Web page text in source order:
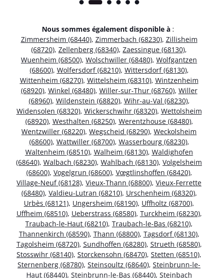
Nous sommes également disponible à :
Zimmersheim (68440), Zimmerbach (68230), Zillisheim
(68720), Zellenberg (68340), Zaessingue (68130),
Wuenheim (68500), Wolschwiller (68480), Wolfgantzen
(68600), Wolfersdorf (68210), Wittersdorf (68130),
Wittenheim (68270), Wittelsheim (68310), Wintzenheim
(68920), Winkel (68480), Willer-sur-Thur (68760), Willer
(68960), Wildenstein (68820), Wihr-au-Val (68230),
Widensolen (68320), Wickerschwihr (68320), Wettolsheim
(68920), Westhalten (68250), Werentzhouse (68480),
Wentzwiller (68220), Wegscheid (68290), Weckolsheim
(68600), Wattwiller (68700), Wasserbourg (68230),
Waltenheim (68510), Walheim (68130), Waldighofen
(68640), Walbach (68230), Wahlbach (68130), Volgelsheim
(68600), Vogelgrun (68600), Vœgtlinshoffen (68420),
Village-Neuf (68128), Vieux-Thann (68800), Vieux-Ferrette
(68480), Valdieu-Lutran (68210), Urschenheim (68320),
Urbès (68121), Ungersheim (68190), Uffholtz (68700),
Uffheim (68510), Ueberstrass (68580), Turckheim (68230),
Traubach-le-Haut (68210), Traubach-le-Bas (68210),
Thannenkirch (68590), Thann (68800), Tagsdorf (68130),
Tagolsheim (68720), Sundhoffen (68280), Strueth (68580),
Stosswihr (68140), Storckensohn (68470), Stetten (68510),
Sternenberg (68780), Steinsoultz (68640), Steinbrunn-le-
Haut (68440), Steinbrunn-le-Bas (68440), Steinbach